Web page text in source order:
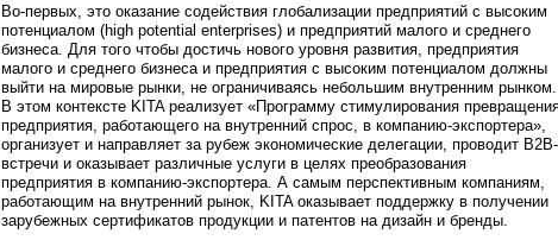
Во-первых, это оказание содействия глобализации предприятий с высоким
потенциалом (high potential enterprises) и предприятий малого и среднего
бизнеса. Для того чтобы достичь нового уровня развития, предприятия
малого и среднего бизнеса и предприятия с высоким потенциалом должны
выйти на мировые рынки, не ограничиваясь небольшим внутренним рынком.
В этом контексте KITA реализует «Программу стимулирования
предприятия, работающего на внутренний спрос, в компанию-экспортера»,
организует и направляет за рубеж экономические делегации, проводит B2B-
встречи и оказывает различные услуги в целях преобразования
предприятия в компанию-экспортера. А самым перспективным компаниям,
работающим на внутренний рынок, KITA оказывает поддержку в получении
зарубежных сертификатов продукции и патентов на дизайн и бренды.